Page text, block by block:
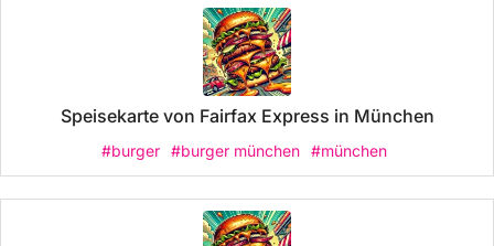
Speisekarte von Fairfax Express in München
#burger #burger münchen #münchen